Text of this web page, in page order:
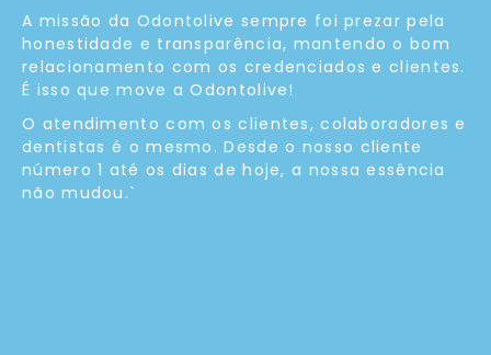
A missão da Odontolive sempre foi prezar pela
honestidade e transparência, mantendo o bom
relacionamento com os credenciados e clientes.
É isso que move a Odontolive!
O atendimento com os clientes, colaboradores e
dentistas é o mesmo. Desde o nosso cliente
número 1 até os dias de hoje, a nossa essência
não mudou.`